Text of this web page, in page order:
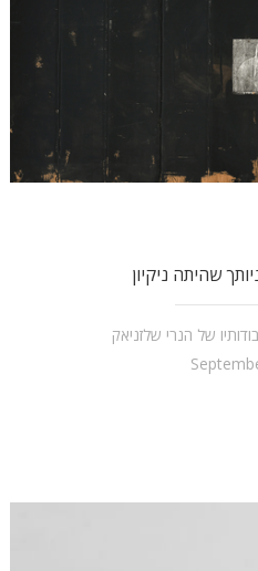
שהיתה ניקיון
של הנרי שלזניאק